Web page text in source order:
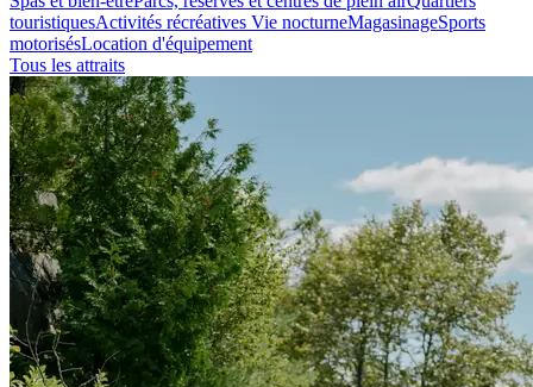
touristiquesActivités récréatives Vie nocturneMagasinageSports
motorisésLocation d'équipement
Tous les attraits